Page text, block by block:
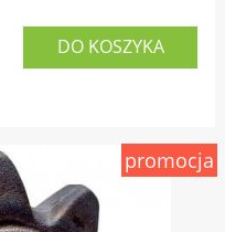
promocja
DO KOSZYKA